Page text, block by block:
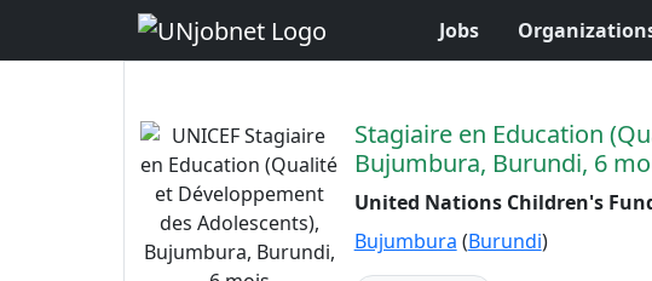
Jobs
Stagiaire en Education
Bujumbura, Burundi, 6
United Nations Children's
Bujumbura (Burundi)